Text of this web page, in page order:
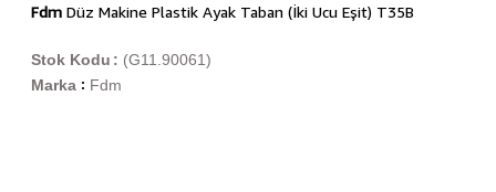
FdmDüz Makine Plastik Ayak Taban (İki Ucu Eşit) T35B
(G11.90061)
Stok Kodu
Marka : Fdm